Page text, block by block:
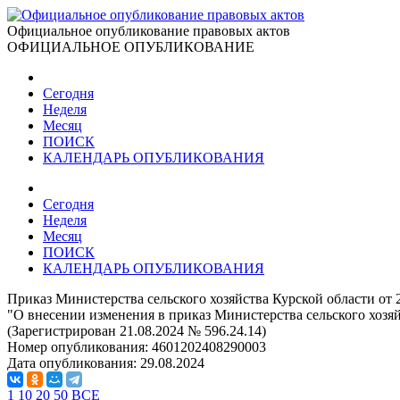
Официальное опубликование правовых актов
ОФИЦИАЛЬНОЕ ОПУБЛИКОВАНИЕ
Сегодня
Неделя
Месяц
ПОИСК
КАЛЕНДАРЬ ОПУБЛИКОВАНИЯ
Сегодня
Неделя
Месяц
ПОИСК
КАЛЕНДАРЬ ОПУБЛИКОВАНИЯ
Приказ Министерства сельского хозяйства Курской области
"О внесении изменения в приказ Министерства сельского
(Зарегистрирован 21.08.2024 № 596.24.14)
Номер опубликования: 4601202408290003
Дата опубликования: 29.08.2024
1 10 20 50 ВСЕ